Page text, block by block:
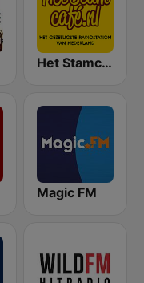
Het Stamcafe.nl
Magic FM